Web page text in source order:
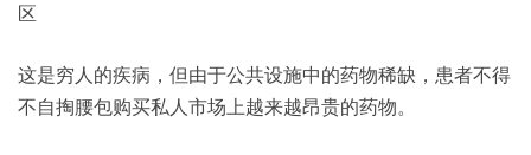
区
这是穷人的疾病，但由于公共设施中的药物稀缺，患者不得
不自掏腰包购买私人市场上越来越昂贵的药物。